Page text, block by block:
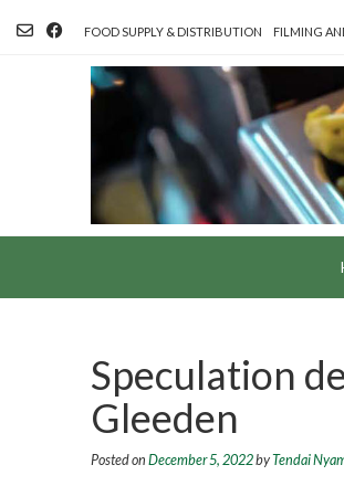
FOOD SUPPLY & DISTRIBUTION FILMING
Speculation
Gleeden
Posted on December 5, 2022byTendai